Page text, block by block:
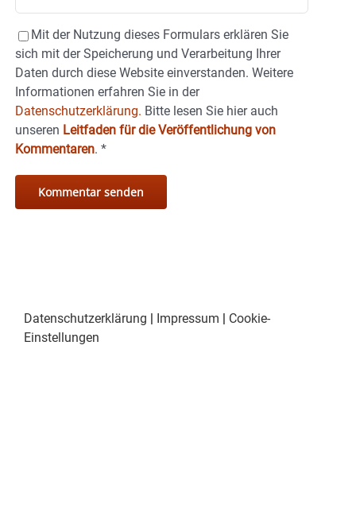
Mit der Nutzung dieses Formulars erklären Sie
sich mit der Speicherung und Verarbeitung Ihrer
Daten durch diese Website einverstanden. Weitere
Informationen erfahren Sie in der
Datenschutzerklärung. Bitte lesen Sie hier auch
unseren Leitfaden für die Veröffentlichung von
Kommentaren. *
Datenschutzerklärung Impressum
Cookie-
Einstellungen